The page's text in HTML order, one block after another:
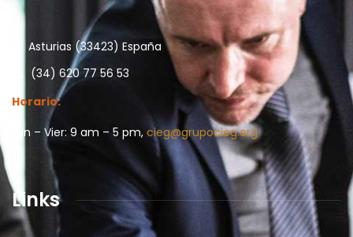
Asturias (33423) España
(34) 620 77 56 53
Horario:
Lun – Vier: 9 am – 5 pm, cieg@grupocieg.org
Links